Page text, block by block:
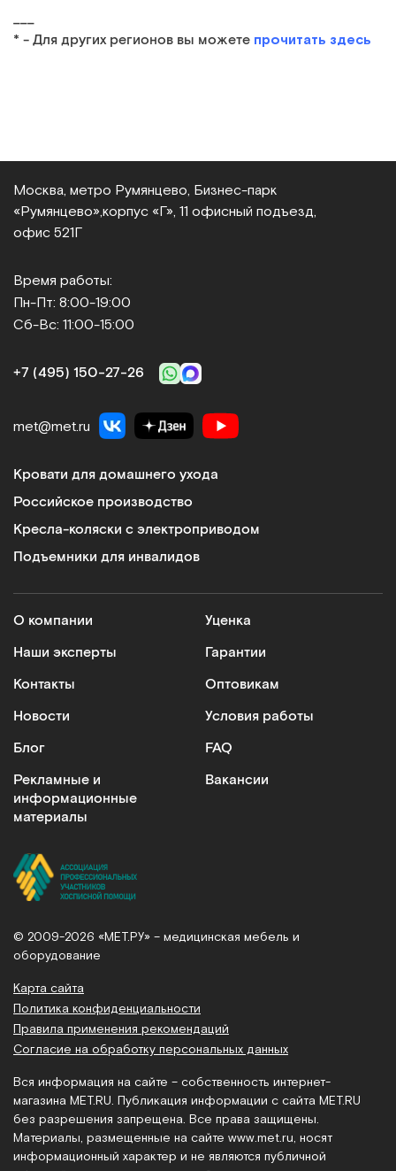
___
* - Для других регионов вы можете прочитать здесь
Москва, метро Румянцево, Бизнес‑парк
«Румянцево», корпус «Г», 11 офисный подъезд,
офис 521Г
Время работы:
Пн-Пт: 8:00-19:00
Сб-Вс: 11:00-15:00
+7 (495) 150‑27‑26
met@met.ru
Кровати для домашнего ухода
Российское производство
Кресла-коляски с электроприводом
Подъемники для инвалидов
О компании
Наши эксперты
Контакты
Новости
Блог
Рекламные и
информационные
материалы
Уценка
Гарантии
Оптовикам
Условия работы
FAQ
Вакансии
© 2009-2026 «МЕТ.РУ» – медицинская мебель и
оборудование
Карта сайта
Политика конфиденциальности
Правила применения рекомендаций
Согласие на обработку персональных данных
Вся информация на сайте – собственность интернет-
магазина MET.RU. Публикация информации с сайта MET.RU
без разрешения запрещена. Все права защищены.
Материалы, размещенные на сайте www.met.ru , носят
информационный характер и не являются публичной